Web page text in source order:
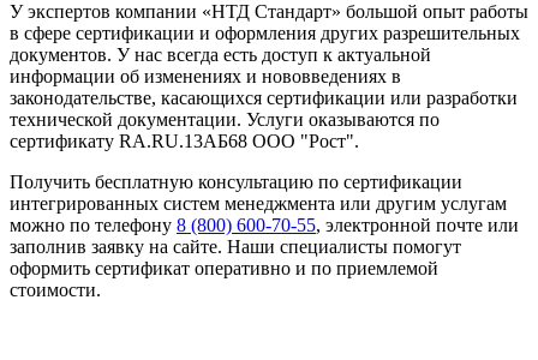
У экспертов компании «НТД Стандарт» большой опыт работы
в сфере сертификации и оформления других разрешительных
документов. У нас всегда есть доступ к актуальной
информации об изменениях и нововведениях в
законодательстве, касающихся сертификации или разработки
технической документации. Услуги оказываются по
сертификату RA.RU.13АБ68 ООО "Рост".
Получить бесплатную консультацию по сертификации
интегрированных систем менеджмента или другим услугам
можно по телефону 8 (800) 600-70-55, электронной почте или
заполнив заявку на сайте. Наши специалисты помогут
оформить сертификат оперативно и по приемлемой
стоимости.